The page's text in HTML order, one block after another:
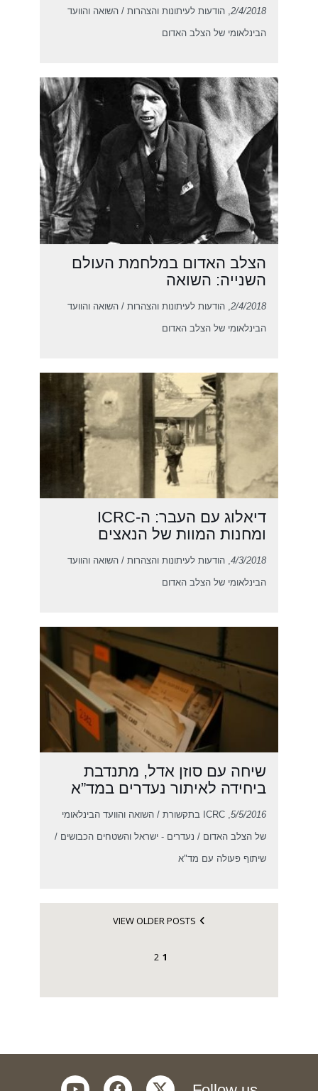
2/4/2018, הודעות לעיתונות והצהרות / השואה והוועד
הבינלאומי של הצלב האדום
הצלב האדום במלחמת העולם
השנייה: השואה
2/4/2018, הודעות לעיתונות והצהרות / השואה והוועד
הבינלאומי של הצלב האדום
דיאלוג עם העבר: ה-ICRC
ומחנות המוות של הנאצים
4/3/2018, הודעות לעיתונות והצהרות / השואה והוועד
הבינלאומי של הצלב האדום
שיחה עם סוזן אדל, מתנדבת
ביחידה לאיתור נעדרים במד”א
5/5/2016 , ICRC בתקשורת / השואה והוועד הבינלאומי
של הצלב האדום / נעדרים - ישראל והשטחים הכבושים /
שיתוף פעולה עם מד"א
VIEW OLDER POSTS
1
2
twitter
facebook
youtube